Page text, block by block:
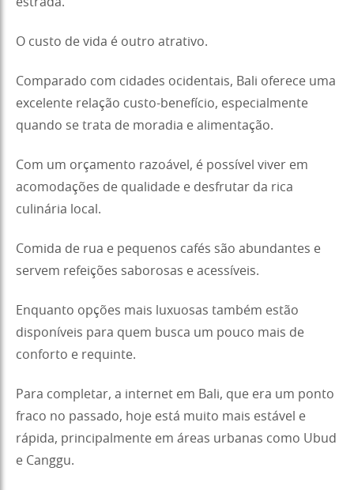
O custo de vida é outro atrativo.
Comparado com cidades ocidentais, Bali oferece uma
excelente relação custo-benefício, especialmente
quando se trata de moradia e alimentação.
Com um orçamento razoável, é possível viver em
acomodações de qualidade e desfrutar da rica
culinária local.
Comida de rua e pequenos cafés são abundantes e
servem refeições saborosas e acessíveis.
Enquanto opções mais luxuosas também estão
disponíveis para quem busca um pouco mais de
conforto e requinte.
Para completar, a internet em Bali, que era um ponto
fraco no passado, hoje está muito mais estável e
rápida, principalmente em áreas urbanas como Ubud
e Canggu.